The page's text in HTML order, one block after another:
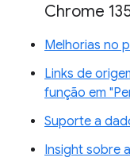
Chrome
Melhorias no
Links de
função em
Suporte a
Insight sobre